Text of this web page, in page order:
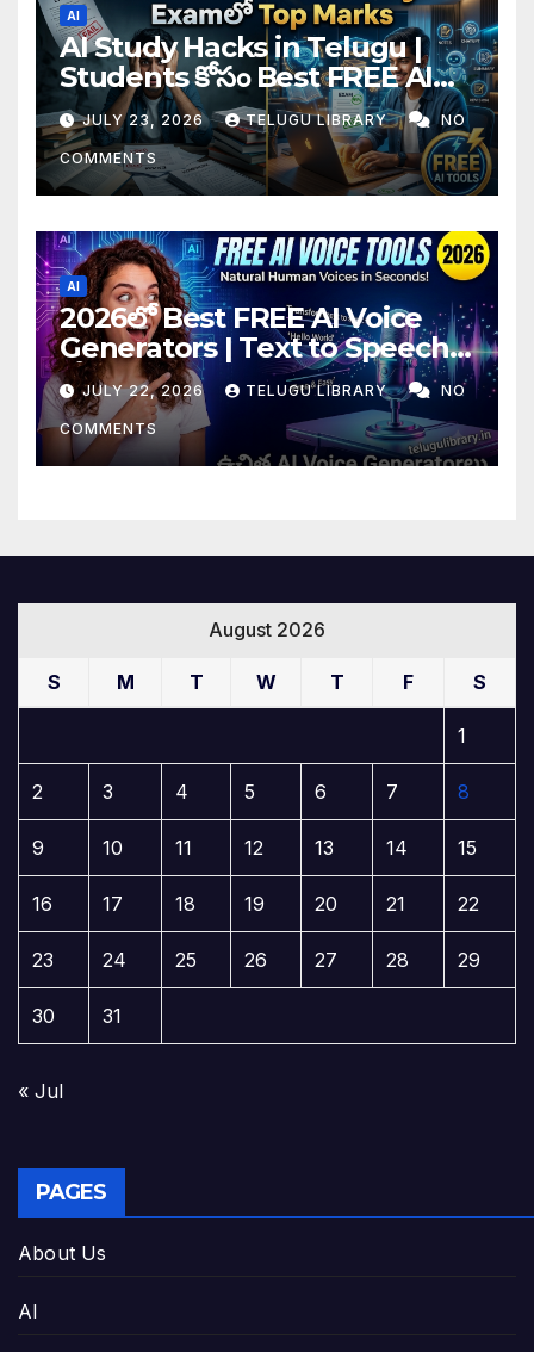
AI
AI Study Hacks in Telugu |
Students కోసం Best FREE AI
Tools & Smart Study Tips
(2026)
JULY 23, 2026 TELUGU LIBRARY NO
COMMENTS
AI
2026లో Best FREE AI Voice
Generators | Text to Speech
కోసం Top 4 AI Tools
JULY 22, 2026 TELUGU LIBRARY NO
COMMENTS
August 2026
S M T W T F S
1
2 3 4 5 6 7 8
9 10 11 12 13 14 15
16 17 18 19 20 21 22
23 24 25 26 27 28 29
30 31
« Jul
PAGES
About Us
AI